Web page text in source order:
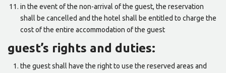
in the event of the non-arrival of the guest, the reservation
shall be cancelled and the hotel shall be entitled to charge the
cost of the entire accommodation of the guest
guest’s rights and duties:
the guest shall have the right to use the reserved areas and